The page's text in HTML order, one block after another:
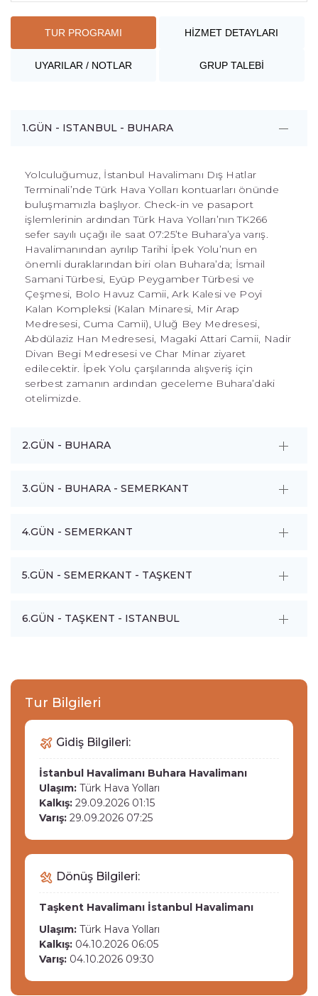
TUR PROGRAMI HİZMET DETAYLARI
UYARILAR / NOTLAR GRUP TALEBİ
1.GÜN - ISTANBUL - BUHARA
Yolculuğumuz, İstanbul Havalimanı Dış Hatlar
Terminali’nde Türk Hava Yolları kontuarları önünde
buluşmamızla başlıyor. Check-in ve pasaport
işlemlerinin ardından Türk Hava Yolları’nın TK266
sefer sayılı uçağı ile saat 07:25’te Buhara’ya varış.
Havalimanından ayrılıp Tarihi İpek Yolu’nun en
önemli duraklarından biri olan Buhara’da; İsmail
Samani Türbesi, Eyüp Peygamber Türbesi ve
Çeşmesi, Bolo Havuz Camii, Ark Kalesi ve Poyi
Kalan Kompleksi (Kalan Minaresi, Mir Arap
Medresesi, Cuma Camii), Uluğ Bey Medresesi,
Abdülaziz Han Medresesi, Magaki Attari Camii, Nadir
Divan Begi Medresesi ve Char Minar ziyaret
edilecektir. İpek Yolu çarşılarında alışveriş için
serbest zamanın ardından geceleme Buhara’daki
otelimizde.
2.GÜN - BUHARA
3.GÜN - BUHARA - SEMERKANT
4.GÜN - SEMERKANT
5.GÜN - SEMERKANT - TAŞKENT
6.GÜN - TAŞKENT - ISTANBUL
Tur Bilgileri
Gidiş Bilgileri:
İstanbul Havalimanı Buhara Havalimanı
Ulaşım: Türk Hava Yolları
Kalkış: 29.09.2026 01:15
Varış: 29.09.2026 07:25
Dönüş Bilgileri:
Taşkent Havalimanı İstanbul Havalimanı
Ulaşım: Türk Hava Yolları
Kalkış: 04.10.2026 06:05
Varış: 04.10.2026 09:30